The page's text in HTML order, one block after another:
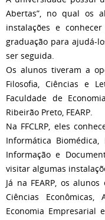
Abertas”, no qual os
instalações e
graduação para ajudá-
ser seguida.
Os alunos tiveram a
Filosofia, Ciências e
Faculdade de
Ribeirão Preto, FEARP.
Na FFCLRP, eles
Informática
Informação e
visitar algumas
Já na FEARP, os
Ciências Econômicas,
Economia Empresarial